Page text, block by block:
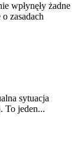
wpłynęły żadne
zasadach
sytuacja
To jeden...